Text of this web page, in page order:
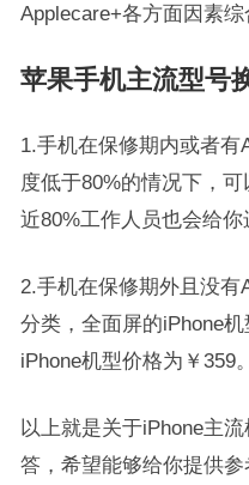
Applecare+各方面因素综
苹果手机主流型号
1.手机在保修期内或者有
度低于80%的情况下，
近80%工作人员也会给你
2.手机在保修期外且没有
分类，全面屏的iPhone
iPhone机型价格为￥359。
以上就是关于iPhone主
答，希望能够给你提供参